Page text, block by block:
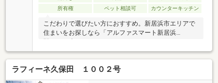
所有権
ペット相談可 カウンターキッチン
こだわりで選びたい方におすすめ。新居浜市エリアで
住まいをお探しなら「アルファスマート新居浜
駅？」。小
ラフィーネ久保田 １００２号